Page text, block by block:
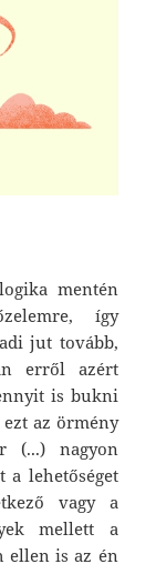
mentén
így
jut tovább,
erről azért
is bukni
az örmény
(...) nagyon
a lehetőséget
vagy a
mellett a
ellen is az én